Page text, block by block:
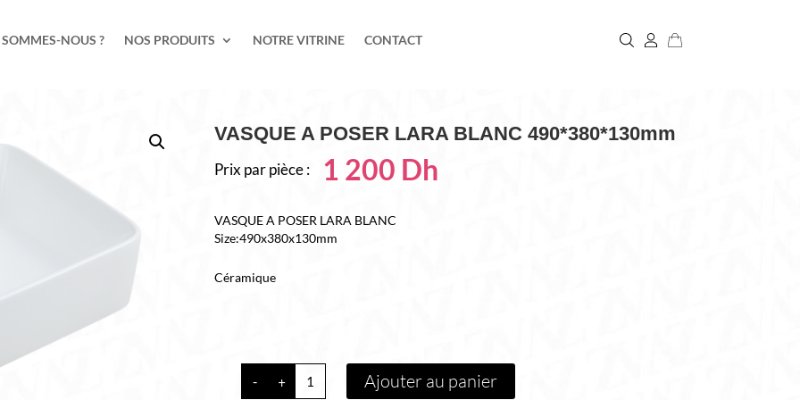
NOUS ? NOS PRODUITS NOTRE VITRINE CONTACT
VASQUE A POSER LARA BLANC 490*380*130mm
Prix par pièce : 1 200 Dh
VASQUE A POSER LARA BLANC
Size:490x380x130mm
Céramique
- + Ajouter au panier